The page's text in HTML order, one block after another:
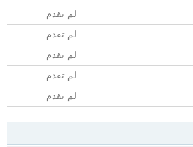
لم تقدم
لم تقدم
لم تقدم
لم تقدم
لم تقدم